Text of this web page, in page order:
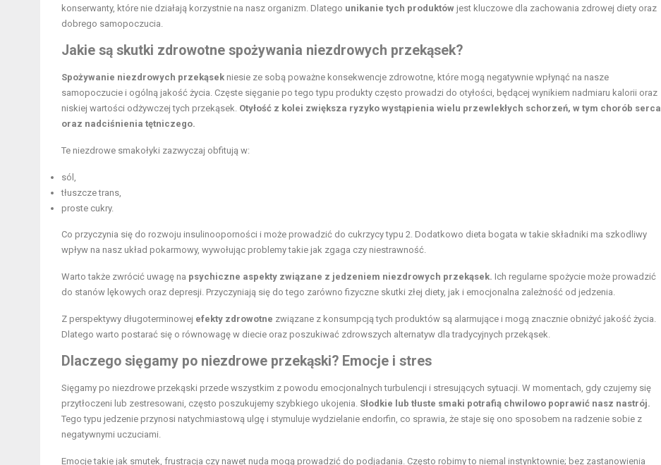
konserwanty, które nie działają korzystnie na nasz organizm. Dlatego unikanie tych produktów jest kluczowe dla zachowania zdrowej diety oraz
dobrego samopoczucia.
Jakie są skutki zdrowotne spożywania niezdrowych przekąsek?
Spożywanie niezdrowych przekąsek niesie ze sobą poważne konsekwencje zdrowotne, które mogą negatywnie wpłynąć na nasze
samopoczucie i ogólną jakość życia. Częste sięganie po tego typu produkty często prowadzi do otyłości, będącej wynikiem nadmiaru kalorii oraz
niskiej wartości odżywczej tych przekąsek. Otyłość z kolei zwiększa ryzyko wystąpienia wielu przewlekłych schorzeń, w tym chorób serca
oraz nadciśnienia tętniczego.
Te niezdrowe smakołyki zazwyczaj obfitują w:
sól,
tłuszcze trans,
proste cukry.
Co przyczynia się do rozwoju insulinooporności i może prowadzić do cukrzycy typu 2. Dodatkowo dieta bogata w takie składniki ma szkodliwy
wpływ na nasz układ pokarmowy, wywołując problemy takie jak zgaga czy niestrawność.
Warto także zwrócić uwagę na psychiczne aspekty związane z jedzeniem niezdrowych przekąsek. Ich regularne spożycie może prowadzić
do stanów lękowych oraz depresji. Przyczyniają się do tego zarówno fizyczne skutki złej diety, jak i emocjonalna zależność od jedzenia.
Z perspektywy długoterminowej efekty zdrowotne związane z konsumpcją tych produktów są alarmujące i mogą znacznie obniżyć jakość życia.
Dlatego warto postarać się o równowagę w diecie oraz poszukiwać zdrowszych alternatyw dla tradycyjnych przekąsek.
Dlaczego sięgamy po niezdrowe przekąski? Emocje i stres
Sięgamy po niezdrowe przekąski przede wszystkim z powodu emocjonalnych turbulencji i stresujących sytuacji. W momentach, gdy czujemy się
przytłoczeni lub zestresowani, często poszukujemy szybkiego ukojenia. Słodkie lub tłuste smaki potrafią chwilowo poprawić nasz nastrój.
Tego typu jedzenie przynosi natychmiastową ulgę i stymuluje wydzielanie endorfin, co sprawia, że staje się ono sposobem na radzenie sobie z
negatywnymi uczuciami.
Emocje takie jak smutek, frustracja czy nawet nuda mogą prowadzić do podjadania. Często robimy to niemal instynktownie; bez zastanowienia